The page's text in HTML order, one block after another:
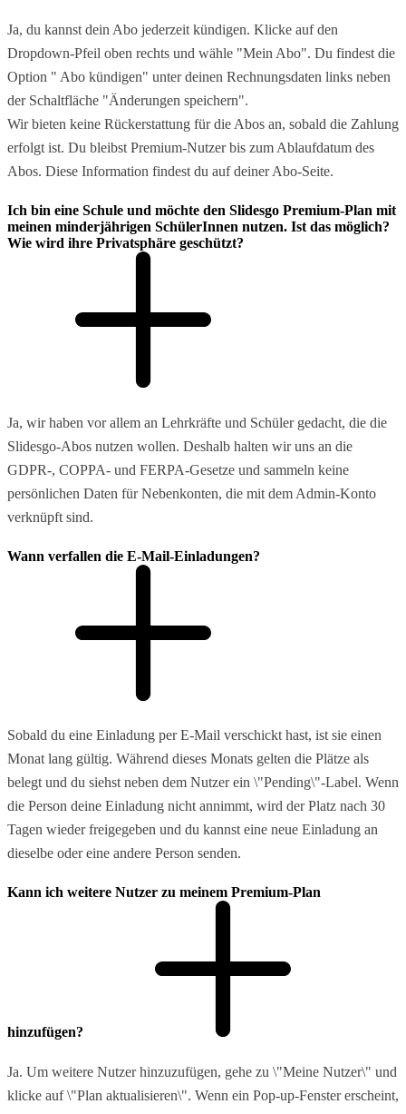
Ja, du kannst dein Abo jederzeit kündigen. Klicke auf den
Dropdown-Pfeil oben rechts und wähle "Mein Abo". Du findest die
Option " Abo kündigen" unter deinen Rechnungsdaten links neben
der Schaltfläche "Änderungen speichern".
Wir bieten keine Rückerstattung für die Abos an, sobald die Zahlung
erfolgt ist. Du bleibst Premium-Nutzer bis zum Ablaufdatum des
Abos. Diese Information findest du auf deiner Abo-Seite.
Ich bin eine Schule und möchte den Slidesgo Premium-Plan mit
meinen minderjährigen SchülerInnen nutzen. Ist das möglich?
Wie wird ihre Privatsphäre geschützt?
Ja, wir haben vor allem an Lehrkräfte und Schüler gedacht, die die
Slidesgo-Abos nutzen wollen. Deshalb halten wir uns an die
GDPR-, COPPA- und FERPA-Gesetze und sammeln keine
persönlichen Daten für Nebenkonten, die mit dem Admin-Konto
verknüpft sind.
Wann verfallen die E-Mail-Einladungen?
Sobald du eine Einladung per E-Mail verschickt hast, ist sie einen
Monat lang gültig. Während dieses Monats gelten die Plätze als
belegt und du siehst neben dem Nutzer ein \"Pending\"-Label. Wenn
die Person deine Einladung nicht annimmt, wird der Platz nach 30
Tagen wieder freigegeben und du kannst eine neue Einladung an
dieselbe oder eine andere Person senden.
Kann ich weitere Nutzer zu meinem Premium-Plan
hinzufügen?
Ja. Um weitere Nutzer hinzuzufügen, gehe zu \"Meine Nutzer\" und
klicke auf \"Plan aktualisieren\". Wenn ein Pop-up-Fenster erscheint,